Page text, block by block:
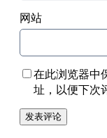
网站
在此浏览器中
址，以便下次